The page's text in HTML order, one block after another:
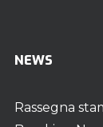
NEWS
Rassegna